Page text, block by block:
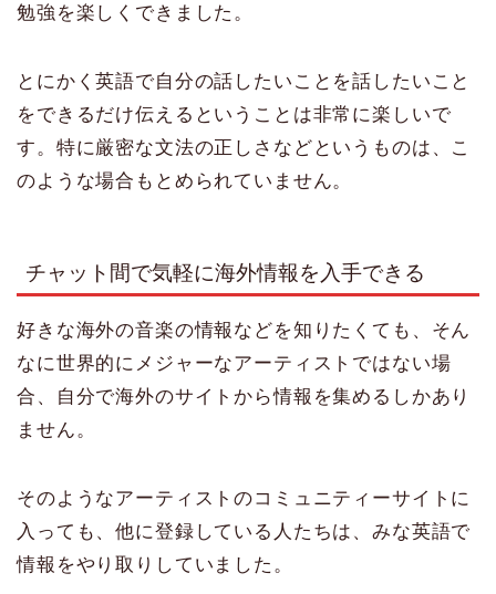
勉強を楽しくできました。
とにかく英語で自分の話したいことを話したいこと
をできるだけ伝えるということは非常に楽しいで
す。特に厳密な文法の正しさなどというものは、こ
のような場合もとめられていません。
チャット間で気軽に海外情報を入手できる
好きな海外の音楽の情報などを知りたくても、そん
なに世界的にメジャーなアーティストではない場
合、自分で海外のサイトから情報を集めるしかあり
ません。
そのようなアーティストのコミュニティーサイトに
入っても、他に登録している人たちは、みな英語で
情報をやり取りしていました。